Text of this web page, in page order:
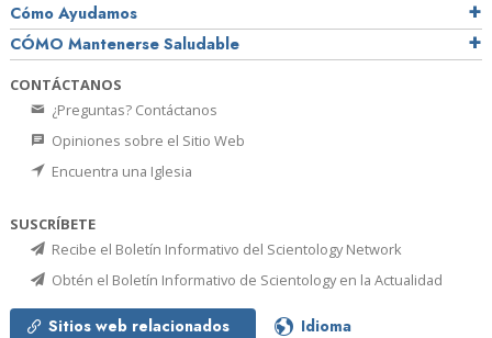
Cómo Ayudamos
CÓMO Mantenerse Saludable
CONTÁCTANOS
¿Preguntas? Contáctanos
Opiniones sobre el Sitio Web
Encuentra una Iglesia
SUSCRÍBETE
Recibe el Boletín Informativo del Scientology Network
Obtén el Boletín Informativo de Scientology en la Actualidad
Sitios web relacionados Idioma